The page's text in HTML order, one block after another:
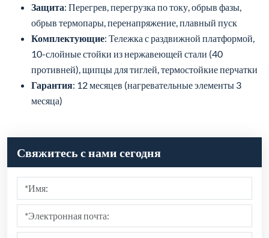
Защита: Перегрев, перегрузка по току, обрыв фазы,
обрыв термопары, перенапряжение, плавный пуск
Комплектующие: Тележка с раздвижной платформой,
10-слойные стойки из нержавеющей стали (40
противней), щипцы для тиглей, термостойкие перчатки
Гарантия: 12 месяцев (нагревательные элементы 3
месяца)
Свяжитесь с нами сегодня